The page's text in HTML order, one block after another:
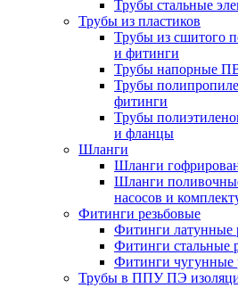
Трубы стальные
Трубы из пластиков
Трубы из сшитого
и фитинги
Трубы напорные
Трубы
фитинги
Трубы
и фланцы
Шланги
Шланги
Шланги
насосов и
Фитинги резьбовые
Фитинги латунные
Фитинги стальные
Фитинги чугунные
Трубы в ППУ ПЭ